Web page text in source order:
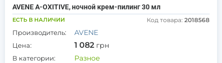
AVENE A-OXITIVE, ночной крем-пилинг 30 мл
ЕСТЬ В НАЛИЧИИ Код товара: 2018568
Производитель: AVENE
Цена: 1 082 грн
В категории: Разное